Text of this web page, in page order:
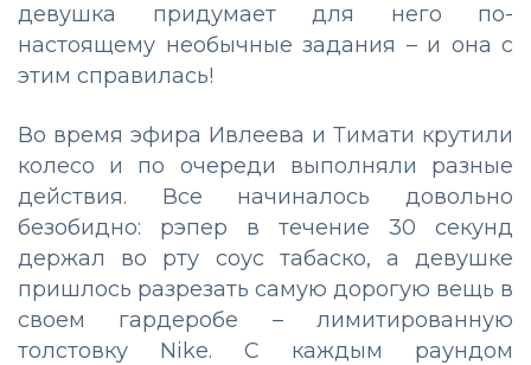
девушка придумает для него по-
настоящему необычные задания – и она с
этим справилась!
Во время эфира Ивлеева и Тимати крутили
колесо и по очереди выполняли разные
действия. Все начиналось довольно
безобидно: рэпер в течение 30 секунд
держал во рту соус табаско, а девушке
пришлось разрезать самую дорогую вещь в
своем гардеробе – лимитированную
толстовку Nike. С каждым раундом